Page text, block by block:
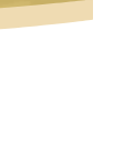
Click to rate.